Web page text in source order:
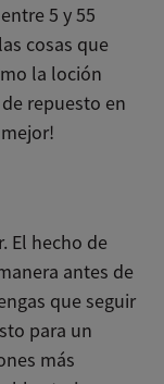
5 y 55
cosas que
la loción
repuesto en
El hecho de
antes de
que seguir
para un
más